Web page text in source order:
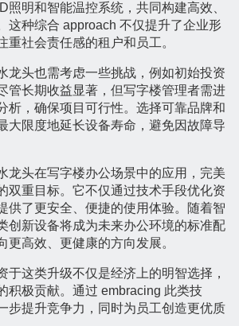
照明和智能温控系统，共同构建高效、
这种综合 approach 不仅提升了企业形
重社会责任感的租户和员工。
龙头也需考虑一些挑战，例如初始投资
管长期收益显著，但写字楼管理者需进
析，确保项目可行性。选择可靠品牌和
大限度地延长设备寿命，避免因故障导
龙头在写字楼办公场景中的应用，完美
双重目标。它不仅通过技术手段优化资
供了更安全、便捷的使用体验。随着智
创新设备将成为未来办公环境的标准配
更高效、更健康的方向发展。
于这类升级不仅是经济上的明智选择，
积极贡献。通过 embracing 此类技
步提升竞争力，同时为员工创造更优质